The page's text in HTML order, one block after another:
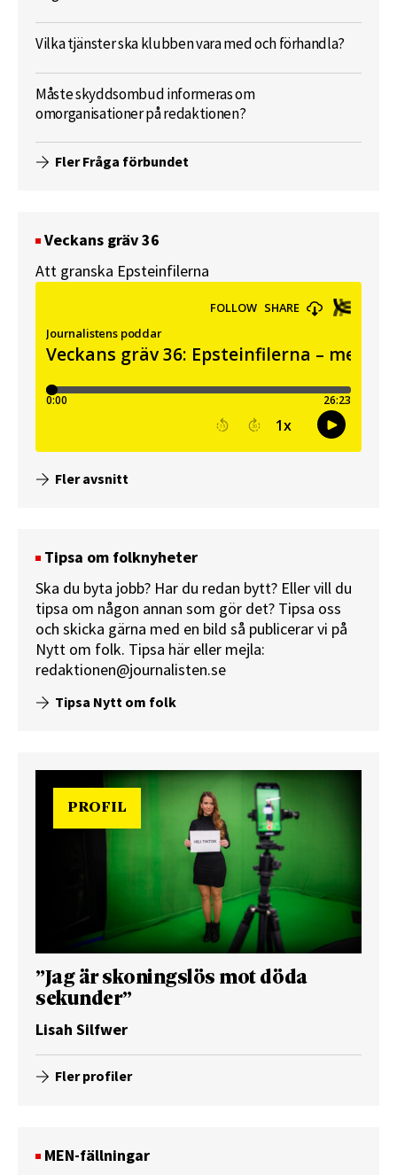
Vilka tjänster ska klubben vara med och förhandla?
Måste skyddsombud informeras om
omorganisationer på redaktionen?
Fler Fråga förbundet
Veckans gräv 36
Att granska Epsteinfilerna
Fler avsnitt
Tipsa om folknyheter
Ska du byta jobb? Har du redan bytt? Eller vill du
tipsa om någon annan som gör det? Tipsa oss
och skicka gärna med en bild så publicerar vi på
Nytt om folk. Tipsa här eller mejla:
redaktionen@journalisten.se
Tipsa Nytt om folk
PROFIL
”Jag är skoningslös mot döda
sekunder”
Lisah Silfwer
Fler profiler
MEN-fällningar